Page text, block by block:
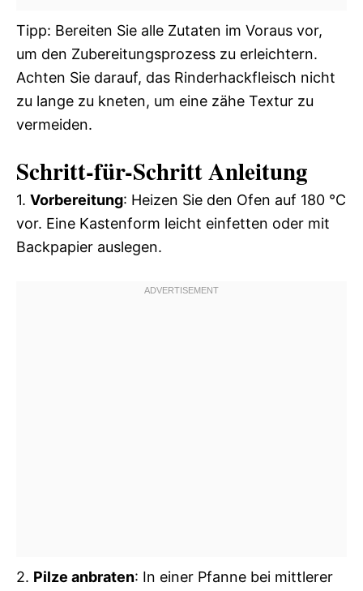
Tipp: Bereiten Sie alle Zutaten im Voraus vor,
um den Zubereitungsprozess zu erleichtern.
Achten Sie darauf, das Rinderhackfleisch nicht
zu lange zu kneten, um eine zähe Textur zu
vermeiden.
Schritt-für-Schritt Anleitung
1. Vorbereitung: Heizen Sie den Ofen auf 180 °C
vor. Eine Kastenform leicht einfetten oder mit
Backpapier auslegen.
2. Pilze anbraten: In einer Pfanne bei mittlerer